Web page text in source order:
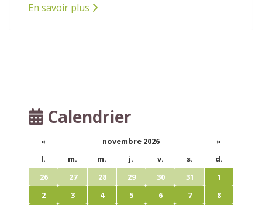
En savoir plus
Calendrier
« novembre 2026
»
l.
m. m. j. v. s.
d.
26
27 28 29 30 31
1
2
3 4 5 6 7
8